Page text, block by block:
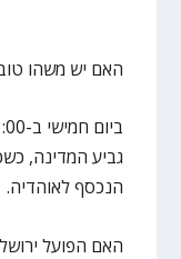
האם יש משהו
גביע המדינה,
הנכסף לאוהדיה.
האם הפועל